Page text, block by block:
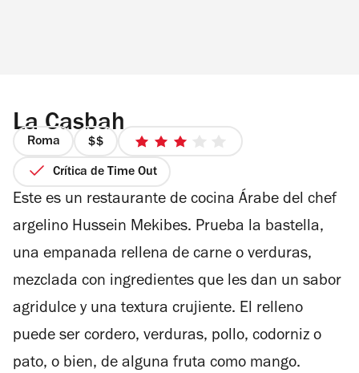
La Casbah
Roma
precio
2
4
3
estrellas
Crítica de Time Out
Este es un restaurante de cocina Árabe del chef
argelino Hussein Mekibes. Prueba la bastella,
una empanada rellena de carne o verduras,
mezclada con ingredientes que les dan un sabor
agridulce y una textura crujiente. El relleno
puede ser cordero, verduras, pollo, codorniz o
pato, o bien, de alguna fruta como mango.